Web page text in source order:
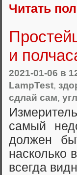
Читать
и
2021-01-06 в
LampTest,
сдлай сам,
самый
должен
насколько
всегда